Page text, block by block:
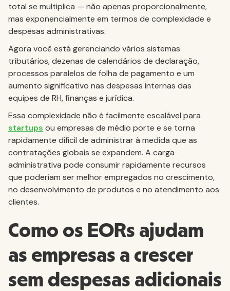
total se multiplica — não apenas proporcionalmente,
mas exponencialmente em termos de complexidade e
despesas administrativas.
Agora você está gerenciando vários sistemas
tributários, dezenas de calendários de declaração,
processos paralelos de folha de pagamento e um
aumento significativo nas despesas internas das
equipes de RH, finanças e jurídica.
Essa complexidade não é facilmente escalável para
startups ou empresas de médio porte e se torna
rapidamente difícil de administrar à medida que as
contratações globais se expandem. A carga
administrativa pode consumir rapidamente recursos
que poderiam ser melhor empregados no crescimento,
no desenvolvimento de produtos e no atendimento aos
clientes.
Como os EORs ajudam
as empresas a crescer
sem despesas adicionais